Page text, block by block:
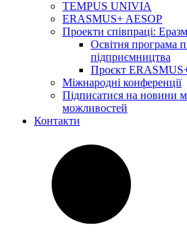
TEMPUS UNIVIA
ERASMUS+ AESOP
Проекти співпраці:
Освітня програма
підприємництва
Проєкт
Міжнародні конференції
Підписатися на новини
можливостей
Контакти